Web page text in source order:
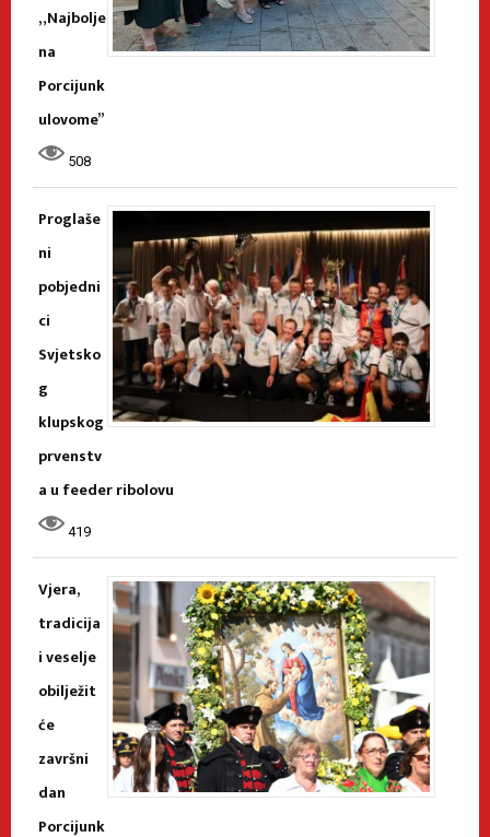
„Najbolje
na
Porcijunk
ulovome”
508
Proglaše
ni
pobjedni
ci
Svjetsko
g
klupskog
prvenstv
a u feeder ribolovu
419
Vjera,
tradicija
i veselje
obilježit
će
završni
dan
Porcijunk